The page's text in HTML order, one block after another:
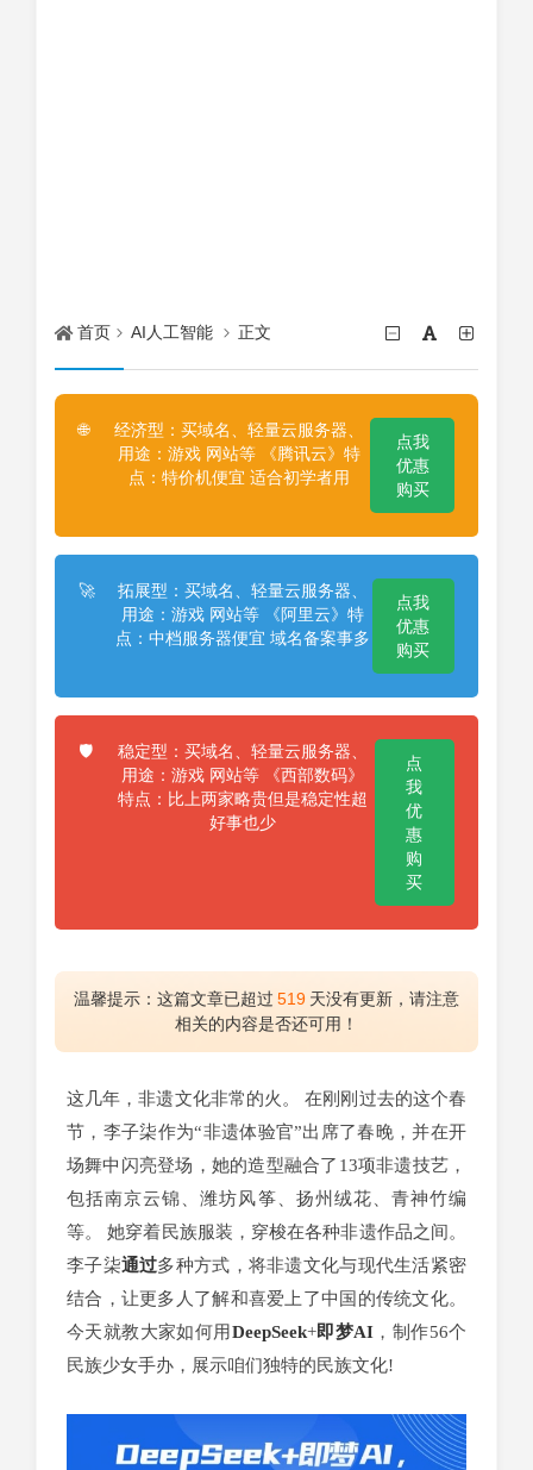
首页 AI人工智能 正文
🌐
经济型：买域名、轻量云服务器、
用途：游戏 网站等 《腾讯云》特
点：特价机便宜 适合初学者用
点我
优惠
购买
🚀
拓展型：买域名、轻量云服务器、
用途：游戏 网站等 《阿里云》特
点：中档服务器便宜 域名备案事多
点我
优惠
购买
🛡️
稳定型：买域名、轻量云服务器、
用途：游戏 网站等 《西部数码》
特点：比上两家略贵但是稳定性超
好事也少
点
我
优
惠
购
买
温馨提示：这篇文章已超过 519 天没有更新，请注意
相关的内容是否还可用！
这几年，非遗文化非常的火。 在刚刚过去的这个春
节，李子柒作为“非遗体验官”出席了春晚，并在开
场舞中闪亮登场，她的造型融合了13项非遗技艺，
包括南京云锦、潍坊风筝、扬州绒花、青神竹编
等。 她穿着民族服装，穿梭在各种非遗作品之间。
李子柒通过多种方式，将非遗文化与现代生活紧密
结合，让更多人了解和喜爱上了中国的传统文化。
今天就教大家如何用DeepSeek+即梦AI，制作56个
民族少女手办，展示咱们独特的民族文化!